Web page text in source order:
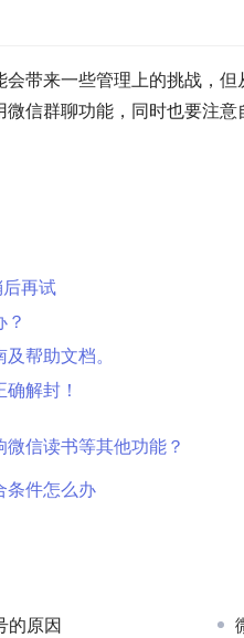
带来一些管理上的挑战，
信群聊功能，同时也要注
再试
帮助文档。
解封！
信读书等其他功能？
条件怎么办
的原因